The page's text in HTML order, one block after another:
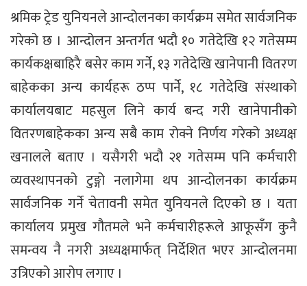
श्रमिक ट्रेड युनियनले आन्दोलनका कार्यक्रम समेत सार्वजनिक
गरेको छ । आन्दोलन अन्तर्गत भदौ १० गतेदेखि १२ गतेसम्म
कार्यकक्षबाहिरै बसेर काम गर्ने, १३ गतेदेखि खानेपानी वितरण
बाहेकका अन्य कार्यहरू ठप्प पार्ने, १८ गतेदेखि संस्थाको
कार्यालयबाट महसुल लिने कार्य बन्द गरी खानेपानीको
वितरणबाहेकका अन्य सबै काम रोक्ने निर्णय गरेको अध्यक्ष
खनालले बताए । यसैगरी भदौ २१ गतेसम्म पनि कर्मचारी
व्यवस्थापनको टुङ्गो नलागेमा थप आन्दोलनका कार्यक्रम
सार्वजनिक गर्ने चेतावनी समेत युनियनले दिएको छ । यता
कार्यालय प्रमुख गौतमले भने कर्मचारीहरूले आफूसँग कुनै
समन्वय नै नगरी अध्यक्षमार्फत् निर्देशित भएर आन्दोलनमा
उत्रिएको आरोप लगाए ।